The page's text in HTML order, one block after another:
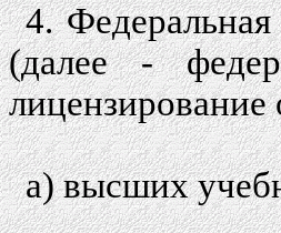
4.
(далее -
лицензирование
а) высших